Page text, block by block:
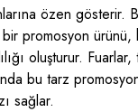
özen gösterir.
promosyon ürünü,
oluşturur.
bu tarz
sağlar.